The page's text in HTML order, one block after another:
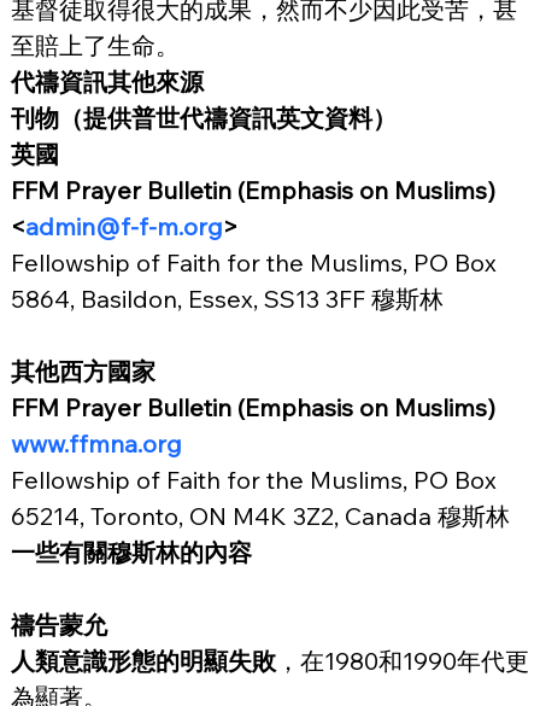
基督徒取得很大的成果，然而不少因此受苦，甚
至賠上了生命。
代禱資訊其他來源
刊物（提供普世代禱資訊英文資料）
英國
FFM Prayer Bulletin (Emphasis on Muslims)
<admin@f-f-m.org>
Fellowship of Faith for the Muslims, PO Box
5864, Basildon, Essex, SS13 3FF 穆斯林
其他西方國家
FFM Prayer Bulletin (Emphasis on Muslims)
www.ffmna.org
Fellowship of Faith for the Muslims, PO Box
65214, Toronto, ON M4K 3Z2, Canada 穆斯林
一些有關穆斯林的內容
禱告蒙允
人類意識形態的明顯失敗，在1980和1990年代更
為顯著。